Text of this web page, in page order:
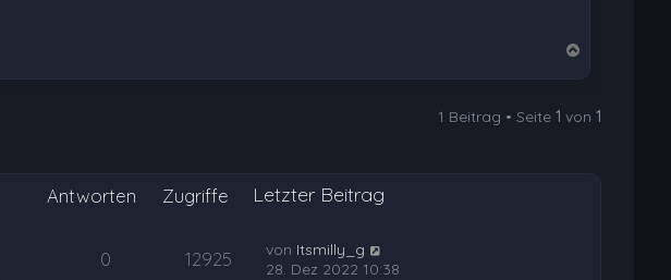
h
1 Beitrag • Seite1 von1
Antworten Zugriffe Letzter Beitrag
0 12925 von Itsmilly_g
28. Dez 2022 10:38